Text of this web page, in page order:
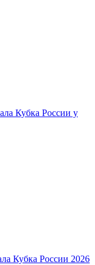
Кубка России у
Кубка России 2026